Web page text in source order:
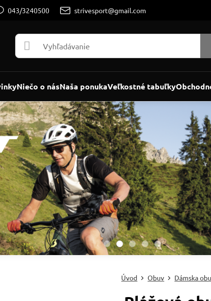
043/3240500 strivesport@gmail.com
Niečo o násNaša ponukaVeľkostné tabuľky
Úvod Obuv Dámska